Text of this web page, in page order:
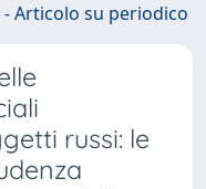
- Articolo su periodico
russi: le